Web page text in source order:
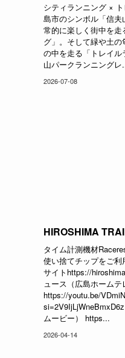
シティランニング ×
島市のシンボル「信
常的に楽しく街中を
グ」。そして緑や土
の中を走る「トレイ
山パークランニングレ
2026-07-08
HIROSHIMA
タイム計測機材
使い捨てチップをご
サイトhttps://
ュース（広島ホームテ
https://youtu.be/
ムービー） https...
2026-04-14